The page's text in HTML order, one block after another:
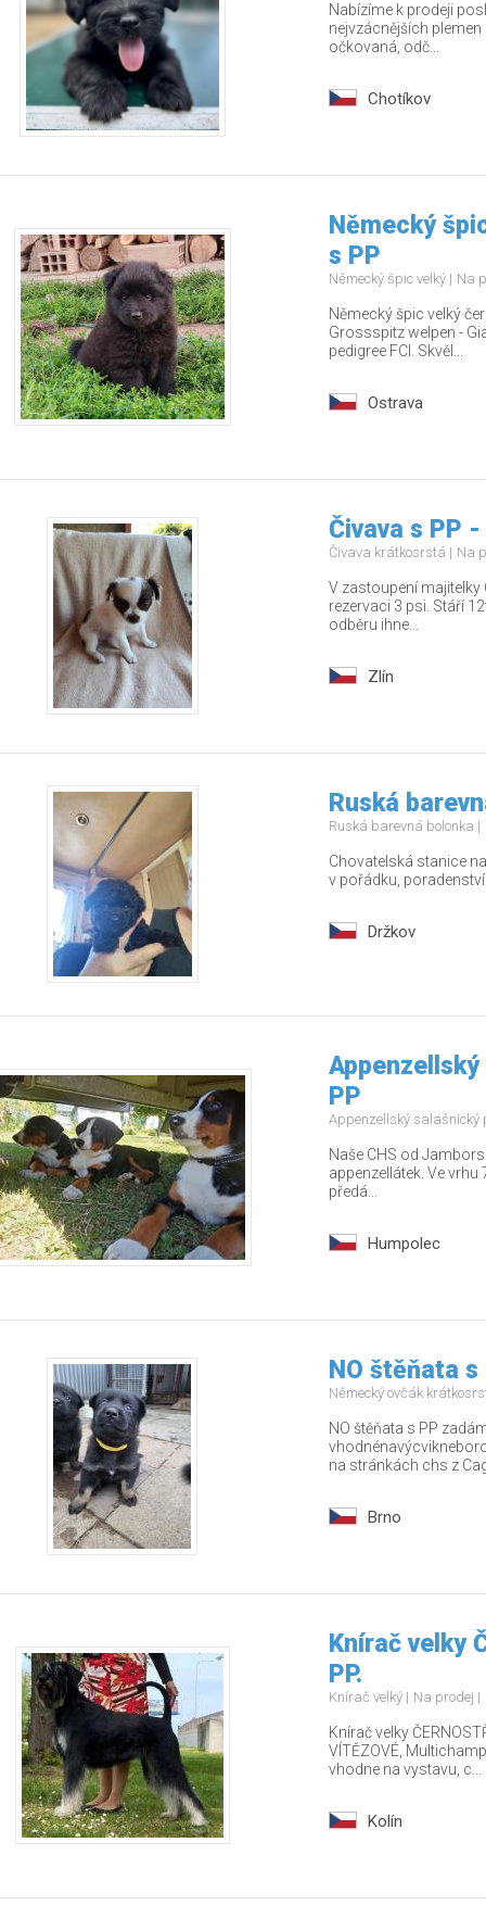
Nabízíme k prodeji
nejvzácnějších plemen
očkovaná, odč...
Chotíkov
Německý
s PP
Německý špic velký Na
Německý špic velký
Grossspitz welpen -
pedigree FCI. Skvěl...
Ostrava
Čivava s PP
Čivava krátkosrstá Na
V zastoupení majitelky
rezervaci 3 psi. Stáří
odběru ihne...
Zlín
Ruská
Ruská barevná bolonka
Chovatelská stanice
v pořádku,
Držkov
PP
Appenzellský salašnický
Naše CHS od
appenzellátek. Ve
předá...
Humpolec
NO štěňata s
Německý ovčák
NO štěňata s PP
na stránkách chs z
Brno
Knírač velky
PP.
Knírač velký Na prodej
Knírač velky
VÍTĚZOVÉ,
vhodne na vystavu, c...
Kolín